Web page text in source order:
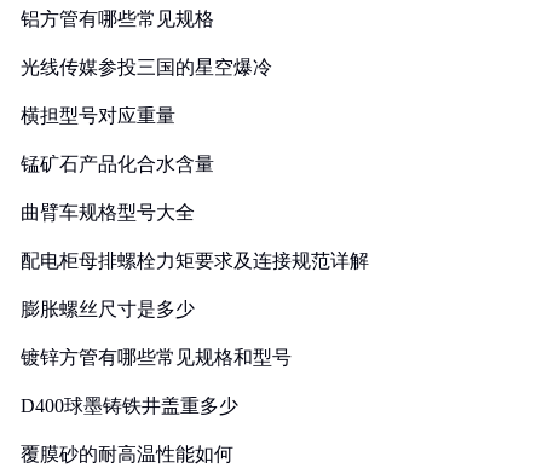
铝方管有哪些常见规格
光线传媒参投三国的星空爆冷
横担型号对应重量
锰矿石产品化合水含量
曲臂车规格型号大全
配电柜母排螺栓力矩要求及连接规范详解
膨胀螺丝尺寸是多少
镀锌方管有哪些常见规格和型号
D400球墨铸铁井盖重多少
覆膜砂的耐高温性能如何